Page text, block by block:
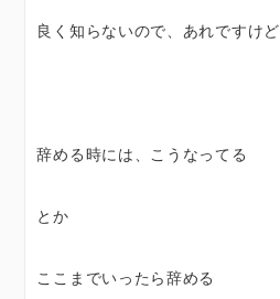
良く知らないので、あれですけど
辞める時には、こうなってる
とか
ここまでいったら辞める